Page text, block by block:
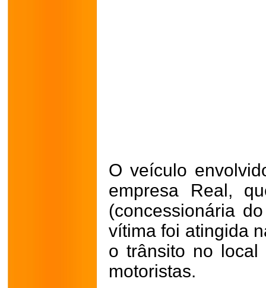
O veículo
empresa Real,
(concessionária
vítima foi atingida
o trânsito no local
motoristas.